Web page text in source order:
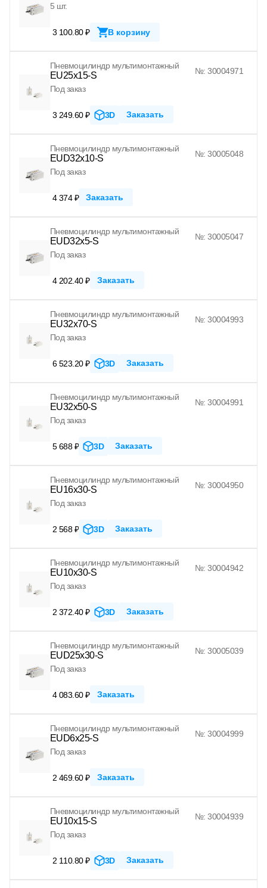
5 шт.
3 100.80 ₽ В корзину
Пневмоцилиндр мультимонтажный
EU25x15-S
№: 30004971
Под заказ
3 249.60 ₽ 3D Заказать
Пневмоцилиндр мультимонтажный
EUD32x10-S
№: 30005048
Под заказ
4 374 ₽ Заказать
Пневмоцилиндр мультимонтажный
EUD32x5-S
№: 30005047
Под заказ
4 202.40 ₽ Заказать
Пневмоцилиндр мультимонтажный
EU32x70-S
№: 30004993
Под заказ
6 523.20 ₽ 3D Заказать
Пневмоцилиндр мультимонтажный
EU32x50-S
№: 30004991
Под заказ
5 688 ₽ 3D Заказать
Пневмоцилиндр мультимонтажный
EU16x30-S
№: 30004950
Под заказ
2 568 ₽ 3D Заказать
Пневмоцилиндр мультимонтажный
EU10x30-S
№: 30004942
Под заказ
2 372.40 ₽ 3D Заказать
Пневмоцилиндр мультимонтажный
EUD25x30-S
№: 30005039
Под заказ
4 083.60 ₽ Заказать
Пневмоцилиндр мультимонтажный
EUD6x25-S
№: 30004999
Под заказ
2 469.60 ₽ Заказать
Пневмоцилиндр мультимонтажный
EU10x15-S
№: 30004939
Под заказ
2 110.80 ₽ 3D Заказать